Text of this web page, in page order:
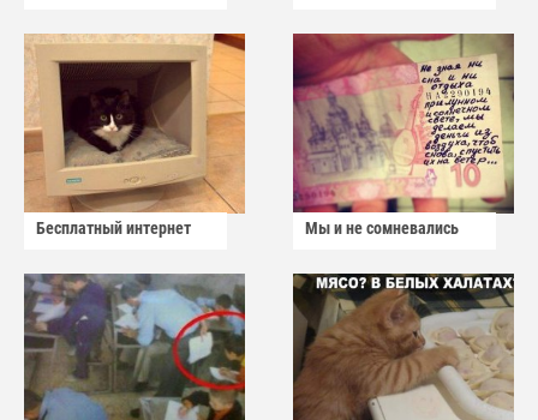
Бесплатный интернет Мы и не сомневались